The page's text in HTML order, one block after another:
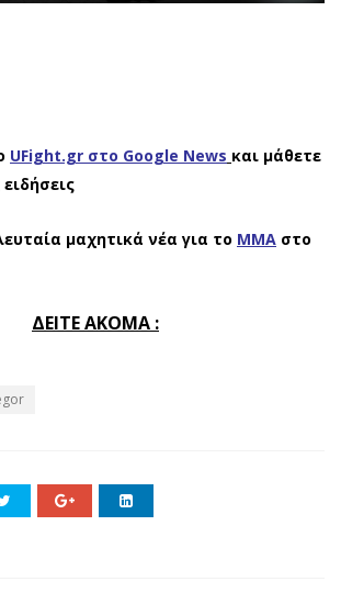
UFight.gr στο Google News και μάθετε
μαχητικά νέα για το ΜΜΑ στο
ΔΕΙΤΕ ΑΚΟΜΑ :